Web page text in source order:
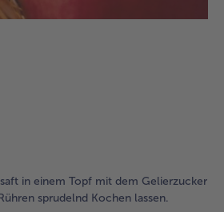
in einem Topf mit dem Gelierzucker
sprudelnd Kochen lassen.